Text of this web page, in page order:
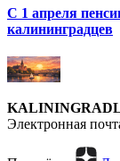
С 1 апреля
калининградцев
Электронная